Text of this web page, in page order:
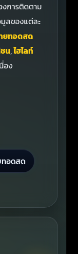
การติดตาม
ลของแต่ละ
ยทอดสด
น,ไฮไลท์
อง
ทอดสด